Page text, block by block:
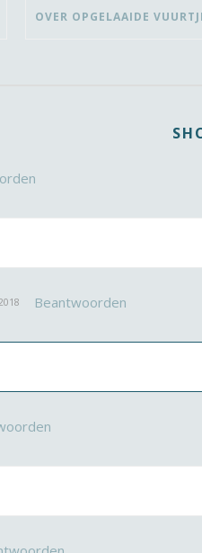
Beantwoorden